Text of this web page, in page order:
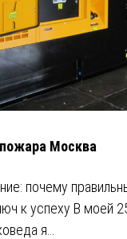
Москва
почему
к успеху В моей
я…